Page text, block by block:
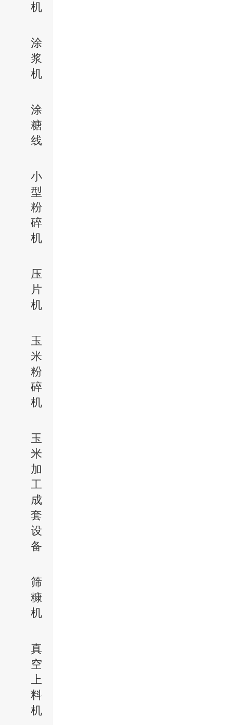
机
涂
浆
机
涂
糖
线
小
型
粉
碎
机
压
片
机
玉
米
粉
碎
机
玉
米
加
工
成
套
设
备
筛
糠
机
真
空
上
料
机